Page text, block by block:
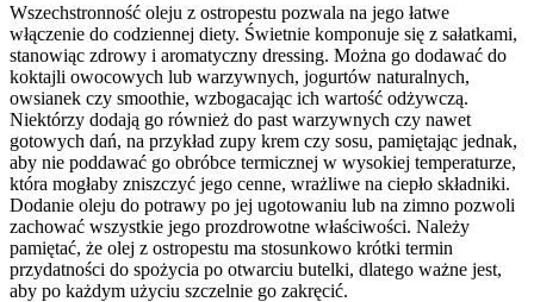
Wszechstronność oleju z ostropestu pozwala na jego łatwe
włączenie do codziennej diety. Świetnie komponuje się z sałatkami,
stanowiąc zdrowy i aromatyczny dressing. Można go dodawać do
koktajli owocowych lub warzywnych, jogurtów naturalnych,
owsianek czy smoothie, wzbogacając ich wartość odżywczą.
Niektórzy dodają go również do past warzywnych czy nawet
gotowych dań, na przykład zupy krem czy sosu, pamiętając jednak,
aby nie poddawać go obróbce termicznej w wysokiej temperaturze,
która mogłaby zniszczyć jego cenne, wrażliwe na ciepło składniki.
Dodanie oleju do potrawy po jej ugotowaniu lub na zimno pozwoli
zachować wszystkie jego prozdrowotne właściwości. Należy
pamiętać, że olej z ostropestu ma stosunkowo krótki termin
przydatności do spożycia po otwarciu butelki, dlatego ważne jest,
aby po każdym użyciu szczelnie go zakręcić.